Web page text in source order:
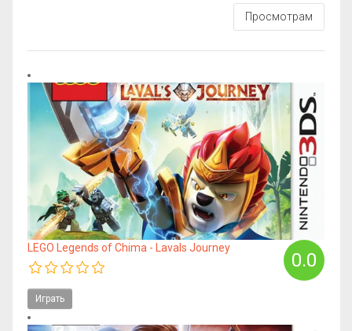
Просмотрам
0.0
LEGO Legends of Chima - Lavals Journey
Играть